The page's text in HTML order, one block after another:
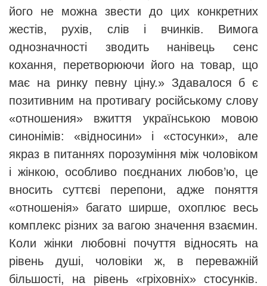
його не можна звести до цих конкретних
жестів, рухів, слів і вчинків. Вимога
однозначності зводить нанівець сенс
кохання, перетворюючи його на товар, що
має на ринку певну ціну.» Здавалося б є
позитивним на противагу російському слову
«отношения» вжиття українською мовою
синонімів: «відносини» і «стосунки», але
якраз в питаннях порозуміння між чоловіком
і жінкою, особливо поєднаних любов’ю, це
вносить суттєві перепони, адже поняття
«отношенія» багато ширше, охоплює весь
комплекс різних за вагою значення взаємин.
Коли жінки любовні почуття відносять на
рівень душі, чоловіки ж, в переважній
більшості, на рівень «гріховніх» стосунків.